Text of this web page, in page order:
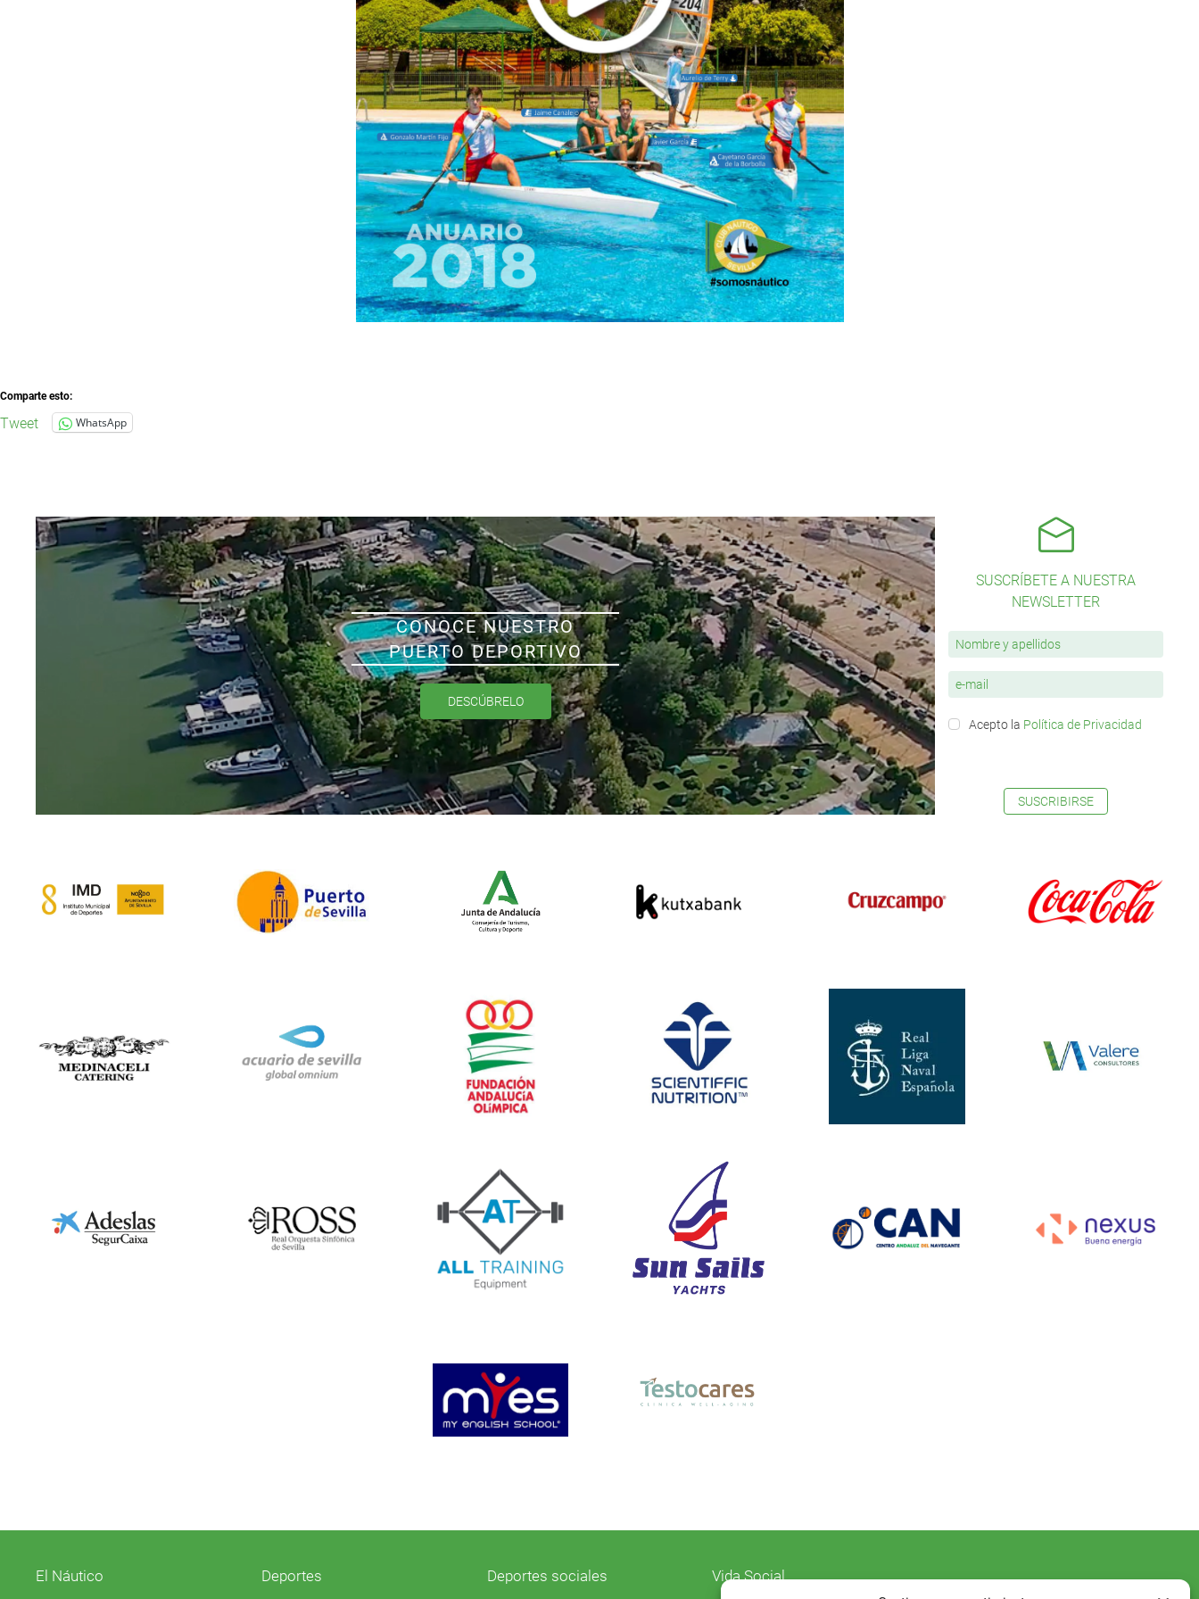
Comparte esto:
Tweet WhatsApp
CONOCE NUESTRO
PUERTO DEPORTIVO
DESCÚBRELO
SUSCRÍBETE A NUESTRA
NEWSLETTER
Acepto la Política de Privacidad
SUSCRIBIRSE
El Náutico Deportes Deportes sociales Vida Social